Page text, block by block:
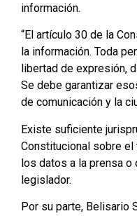
información.
“El artículo 30 de la
la información. Toda
libertad de expresión,
Se debe garantizar
de comunicación y la
Existe suficiente
Constitucional sobre
los datos a la prensa o
legislador.
Por su parte, Belisario